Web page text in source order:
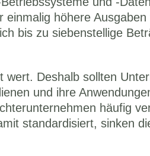
höhere
bis zu siebenstellige
Deshalb sollten
und ihre
häufig
standardisiert, sinken